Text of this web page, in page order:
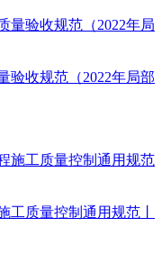
验收规范（2022年局部
工质量控制通用规范丨